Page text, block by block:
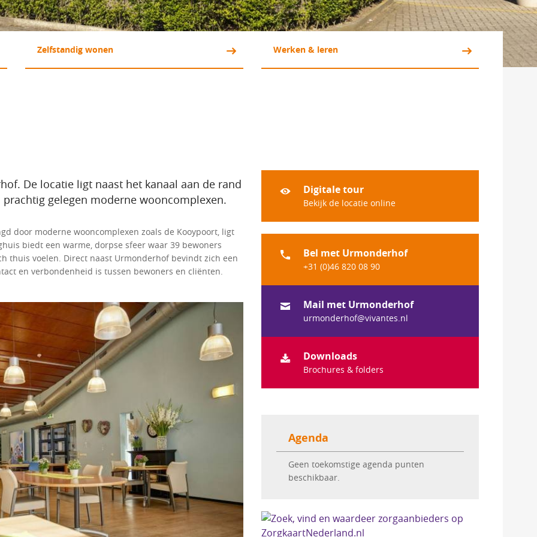
Zelfstandig wonen Werken & leren
De locatie ligt naast het kanaal aan de rand
gelegen moderne wooncomplexen.
door moderne wooncomplexen zoals de Kooypoort, ligt
biedt een warme, dorpse sfeer waar 39 bewoners
thuis voelen. Direct naast Urmonderhof bevindt zich een
en verbondenheid is tussen bewoners en cliënten.
Digitale tour
Bekijk de locatie online
Bel met Urmonderhof
+31 (0)46 820 08 90
Mail met Urmonderhof
urmonderhof@vivantes.nl
Downloads
Brochures & folders
Agenda
Geen toekomstige agenda punten
beschikbaar.